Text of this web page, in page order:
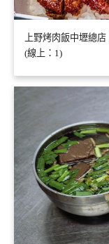
上野烤肉飯中壢總
(線上：1)